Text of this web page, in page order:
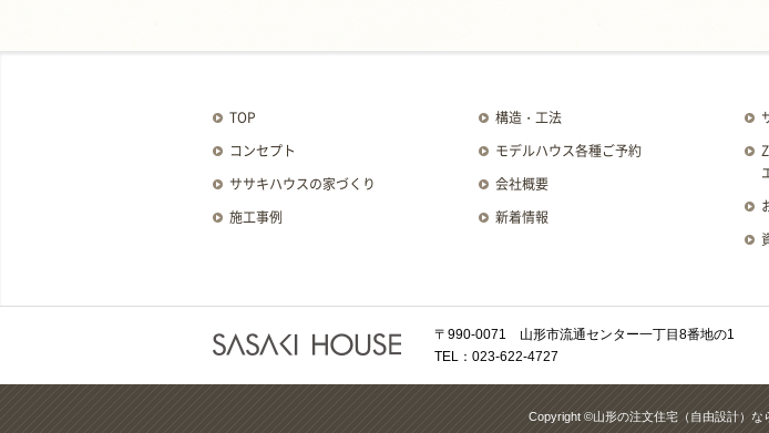
TOP
コンセプト
ササキハウスの家づくり
施工事例
構造・工法
モデルハウス各種ご予約
会社概要
新着情報
〒990-0071 山形市流通センター一丁目8番地の1
TEL：023-622-4727
Copyright ©山形の注文住宅（自由設計）な